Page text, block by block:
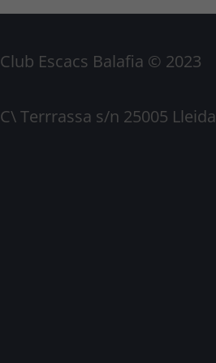
Club Escacs Balafia © 2023
C\ Terrrassa s/n 25005 Lleida